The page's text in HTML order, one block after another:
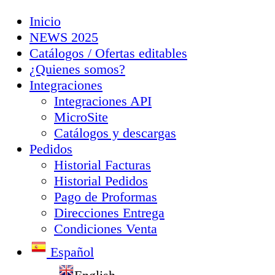
Inicio
NEWS 2025
Catálogos / Ofertas editables
¿Quienes somos?
Integraciones
Integraciones API
MicroSite
Catálogos y descargas
Pedidos
Historial Facturas
Historial Pedidos
Pago de Proformas
Direcciones Entrega
Condiciones Venta
Español